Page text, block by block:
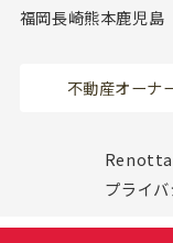
福岡長崎熊本鹿児島
不動産オーナ
プライ